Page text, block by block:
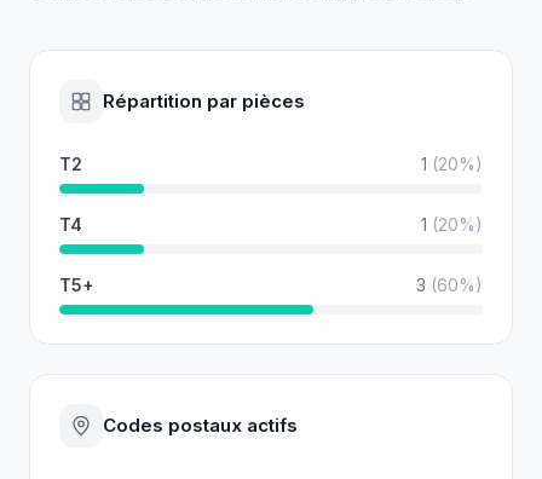
Répartition par pièces
T2 1 (20%)
T4 1 (20%)
T5+ 3 (60%)
Codes postaux actifs